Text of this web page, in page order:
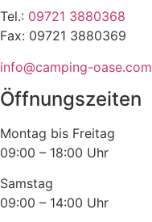
Tel.: 09721 3880368
Fax: 09721 3880369
info@camping-oase.com
Öffnungszeiten
Montag bis Freitag
09:00 – 18:00 Uhr
Samstag
09:00 – 14:00 Uhr